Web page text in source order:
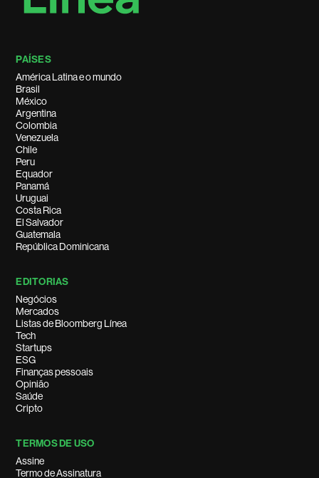
PAÍSES
América Latina e o mundo
Brasil
México
Argentina
Colombia
Venezuela
Chile
Peru
Equador
Panamá
Uruguai
Costa Rica
El Salvador
Guatemala
República Dominicana
EDITORIAS
Negócios
Mercados
Listas de Bloomberg Línea
Tech
Startups
ESG
Finanças pessoais
Opinião
Saúde
Cripto
TERMOS DE USO
Assine
Termo de Assinatura